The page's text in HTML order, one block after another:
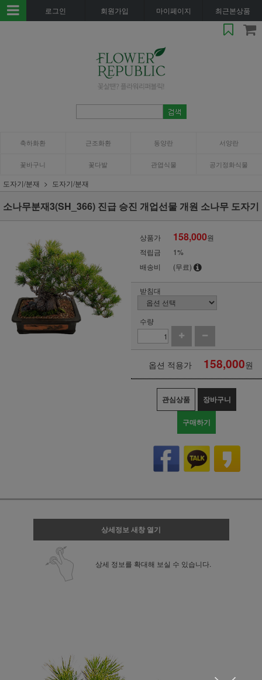
로그인 회원가입 마이페이지 최근본상품
축하화환 근조화환 동양란 서양란
꽃바구니 꽃다발 관엽식물 공기정화식물
도자기/분재 도자기/분재
소나무분재3(SH_366) 진급 승진 개업선물 개원 소나무 도자기
상품가 158,000원
적립금
1%
배송비
(무료)
받침대
수량
옵션 적용가 158,000원
관심상품 장바구니
구매하기
상세정보 새창 열기
상세 정보를 확대해 보실 수 있습니다.